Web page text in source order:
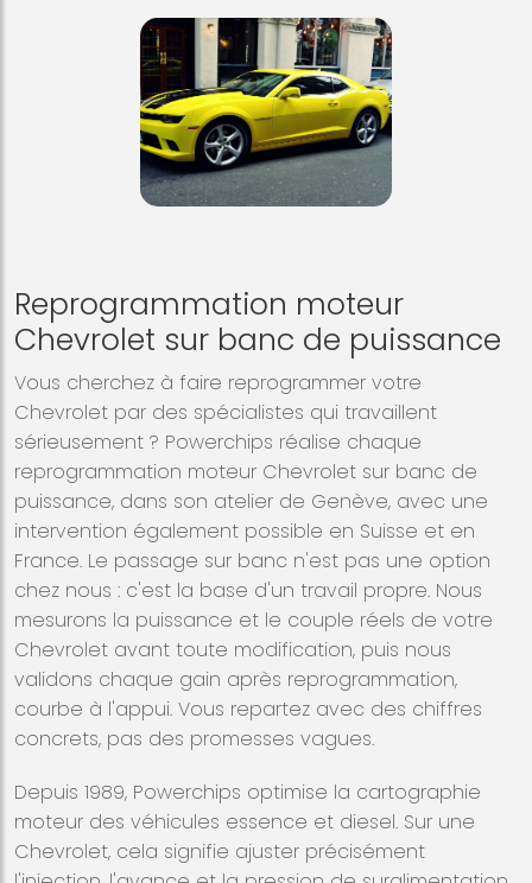
Reprogrammation moteur
Chevrolet sur banc de puissance
Vous cherchez à faire reprogrammer votre
Chevrolet par des spécialistes qui travaillent
sérieusement ? Powerchips réalise chaque
reprogrammation moteur Chevrolet sur banc de
puissance, dans son atelier de Genève, avec une
intervention également possible en Suisse et en
France. Le passage sur banc n'est pas une option
chez nous : c'est la base d'un travail propre. Nous
mesurons la puissance et le couple réels de votre
Chevrolet avant toute modification, puis nous
validons chaque gain après reprogrammation,
courbe à l'appui. Vous repartez avec des chiffres
concrets, pas des promesses vagues.
Depuis 1989, Powerchips optimise la cartographie
moteur des véhicules essence et diesel. Sur une
Chevrolet, cela signifie ajuster précisément